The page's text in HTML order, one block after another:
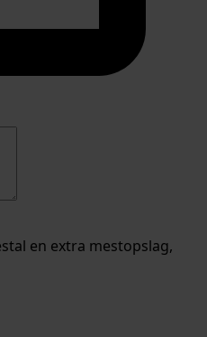
en extra mestopslag,